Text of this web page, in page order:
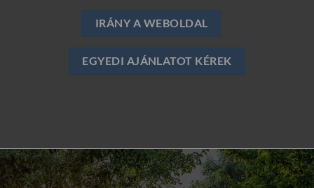
IRÁNY A WEBOLDAL
EGYEDI AJÁNLATOT KÉREK